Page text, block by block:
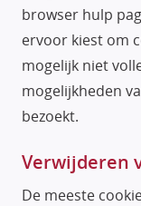
browser hulp
ervoor kiest om
mogelijk niet
mogelijkheden
bezoekt.
Verwijderen
De meeste